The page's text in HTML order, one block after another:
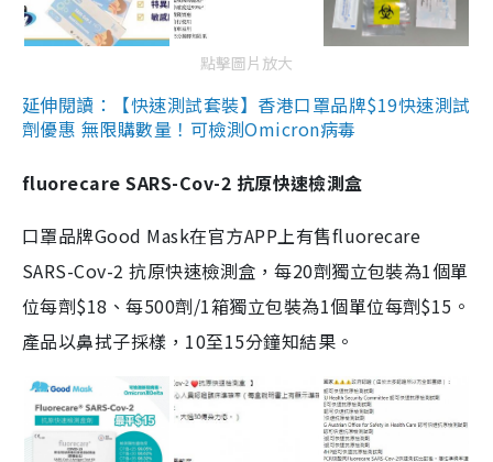
點擊圖片放大
延伸閱讀：【快速測試套裝】香港口罩品牌$19快速測試
劑優惠 無限購數量！可檢測Omicron病毒
fluorecare SARS-Cov-2 抗原快速檢測盒
口罩品牌Good Mask在官方APP上有售fluorecare
SARS-Cov-2 抗原快速檢測盒，每20劑獨立包裝為1個單
位每劑$18、每500劑/1箱獨立包裝為1個單位每劑$15。
產品以鼻拭子採樣，10至15分鐘知結果。